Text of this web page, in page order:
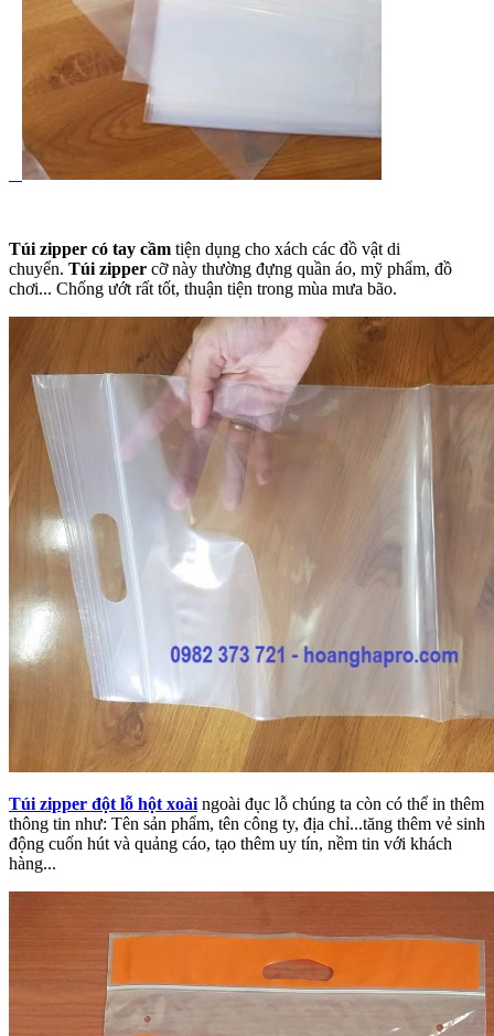
Túi zipper có tay cầm tiện dụng cho xách các đồ vật di
chuyển. Túi zipper cỡ này thường đựng quần áo, mỹ phẩm, đồ
chơi... Chống ướt rất tốt, thuận tiện trong mùa mưa bão.
Túi zipper đột lỗ hột xoài ngoài đục lỗ chúng ta còn có thể in thêm
thông tin như: Tên sản phẩm, tên công ty, địa chỉ...tăng thêm vẻ sinh
động cuốn hút và quảng cáo, tạo thêm uy tín, nềm tin với khách
hàng...